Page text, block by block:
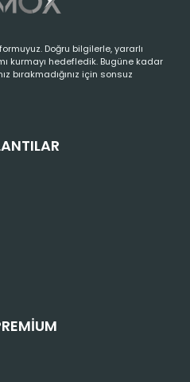
Doğru bilgilerle, yararlı
kurmayı hedefledik. Bugüne kadar
bırakmadığınız için sonsuz